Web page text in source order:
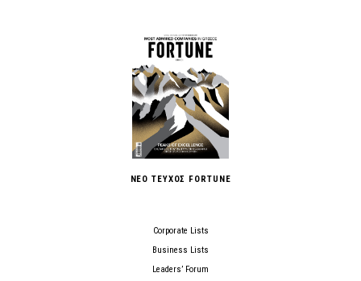
ΝΕΟ ΤΕΥΧΟΣ FORTUNE
Corporate Lists
Business Lists
Leaders’ Forum